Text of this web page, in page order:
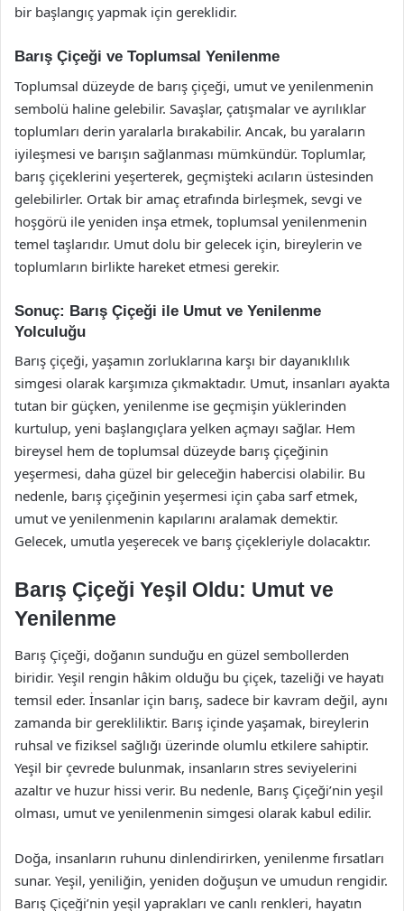
bir başlangıç yapmak için gereklidir.
Barış Çiçeği ve Toplumsal Yenilenme
Toplumsal düzeyde de barış çiçeği, umut ve yenilenmenin
sembolü haline gelebilir. Savaşlar, çatışmalar ve ayrılıklar
toplumları derin yaralarla bırakabilir. Ancak, bu yaraların
iyileşmesi ve barışın sağlanması mümkündür. Toplumlar,
barış çiçeklerini yeşerterek, geçmişteki acıların üstesinden
gelebilirler. Ortak bir amaç etrafında birleşmek, sevgi ve
hoşgörü ile yeniden inşa etmek, toplumsal yenilenmenin
temel taşlarıdır. Umut dolu bir gelecek için, bireylerin ve
toplumların birlikte hareket etmesi gerekir.
Sonuç: Barış Çiçeği ile Umut ve Yenilenme
Yolculuğu
Barış çiçeği, yaşamın zorluklarına karşı bir dayanıklılık
simgesi olarak karşımıza çıkmaktadır. Umut, insanları ayakta
tutan bir güçken, yenilenme ise geçmişin yüklerinden
kurtulup, yeni başlangıçlara yelken açmayı sağlar. Hem
bireysel hem de toplumsal düzeyde barış çiçeğinin
yeşermesi, daha güzel bir geleceğin habercisi olabilir. Bu
nedenle, barış çiçeğinin yeşermesi için çaba sarf etmek,
umut ve yenilenmenin kapılarını aralamak demektir.
Gelecek, umutla yeşerecek ve barış çiçekleriyle dolacaktır.
Barış Çiçeği Yeşil Oldu: Umut ve
Yenilenme
Barış Çiçeği, doğanın sunduğu en güzel sembollerden
biridir. Yeşil rengin hâkim olduğu bu çiçek, tazeliği ve hayatı
temsil eder. İnsanlar için barış, sadece bir kavram değil, aynı
zamanda bir gerekliliktir. Barış içinde yaşamak, bireylerin
ruhsal ve fiziksel sağlığı üzerinde olumlu etkilere sahiptir.
Yeşil bir çevrede bulunmak, insanların stres seviyelerini
azaltır ve huzur hissi verir. Bu nedenle, Barış Çiçeği’nin yeşil
olması, umut ve yenilenmenin simgesi olarak kabul edilir.
Doğa, insanların ruhunu dinlendirirken, yenilenme fırsatları
sunar. Yeşil, yeniliğin, yeniden doğuşun ve umudun rengidir.
Barış Çiçeği’nin yeşil yaprakları ve canlı renkleri, hayatın